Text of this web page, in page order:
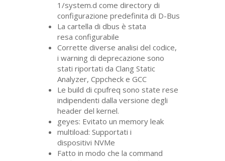
1/system.d come directory di
configurazione predefinita di D-Bus
La cartella di dbus è stata
resa configurabile
Corrette diverse analisi del codice,
i warning di deprecazione sono
stati riportati da Clang Static
Analyzer, Cppcheck eGCC
Le build di cpufreq sono state rese
indipendenti dalla versione degli
header del kernel.
geyes: Evitato un memory leak
multiload: Supportati i
dispositivi NVMe
Fatto in modo che la command